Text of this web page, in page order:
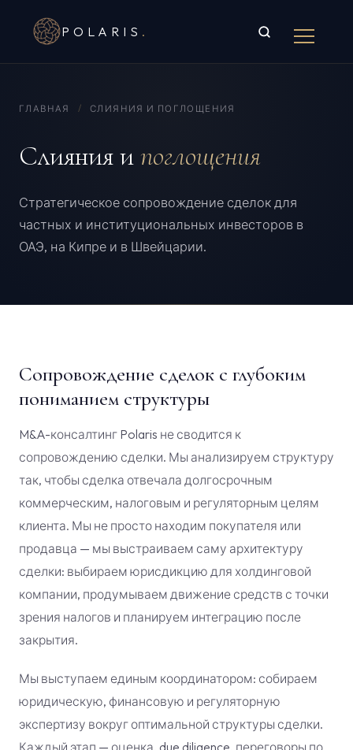
POLARIS .
ГЛАВНАЯ / СЛИЯНИЯ И ПОГЛОЩЕНИЯ
Слияния ипоглощения
Стратегическое сопровождение сделок для
частных и институциональных инвесторов в
ОАЭ, на Кипре и в Швейцарии.
Сопровождение сделок с глубоким
пониманием структуры
M&A-консалтинг Polaris не сводится к
сопровождению сделки. Мы анализируем структуру
так, чтобы сделка отвечала долгосрочным
коммерческим, налоговым и регуляторным целям
клиента. Мы не просто находим покупателя или
продавца — мы выстраиваем саму архитектуру
сделки: выбираем юрисдикцию для холдинговой
компании, продумываем движение средств с точки
зрения налогов и планируем интеграцию после
закрытия.
Мы выступаем единым координатором: собираем
юридическую, финансовую и регуляторную
экспертизу вокруг оптимальной структуры сделки.
Каждый этап — оценка, due diligence, переговоры по